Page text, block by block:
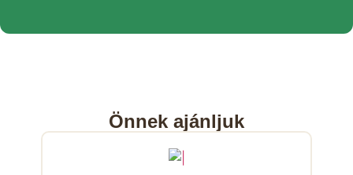
Önnek ajánljuk